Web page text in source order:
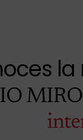
MIRO